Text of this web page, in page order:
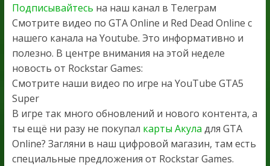
Подписывайтесь на наш канал в Телеграм
Смотрите видео по GTA Online и Red Dead Online с
нашего канала на Youtube. Это информативно и
полезно. В центре внимания на этой неделе
новость от Rockstar Games:
Смотрите наши видео по игре на YouTube GTA5
Super
В игре так много обновлений и нового контента, а
ты ещё ни разу не покупал карты Акула для GTA
Online? Загляни в наш цифровой магазин, там есть
специальные предложения от Rockstar Games.